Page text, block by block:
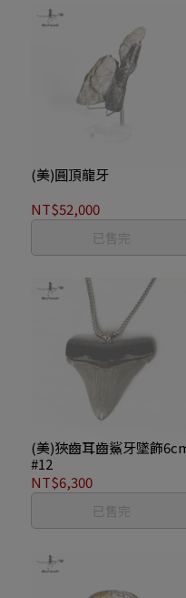
(美)圓頂龍牙
NT$52,000
已售完
(美)狹齒耳齒鯊牙墜飾
#12
NT$6,300
已售完